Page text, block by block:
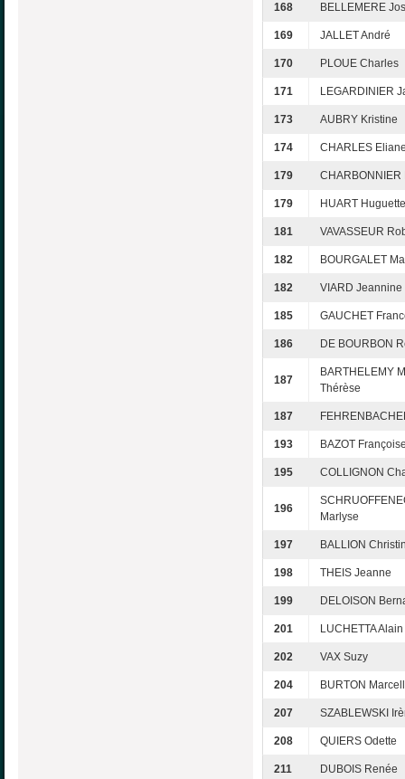
168 BELLEMERE
169 JALLET André
170 PLOUE Charles
171 LEGARDINIER
173 AUBRY Kristine
174 CHARLES
179 CHARBONNIER
179 HUART Huguette
181 VAVASSEUR
182 BOURGALET
182 VIARD Jeannine
185 GAUCHET
186 DE BOURBON
187
BARTHELEMY
Thérèse
187
193 BAZOT
195 COLLIGNON
196
Marlyse
197 BALLION
198 THEIS Jeanne
199 DELOISON
201 LUCHETTA Alain
202 VAX Suzy
204 BURTON
207 SZABLEWSKI
208 QUIERS Odette
211 DUBOIS Renée